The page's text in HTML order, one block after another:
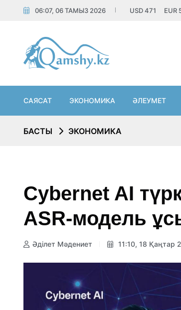
06:07, 06 ТАМЫЗ 2026 USD471 EUR
САЯСАТ ЭКОНОМИКА ӘЛЕУМЕТ
БАСТЫ ЭКОНОМИКА
Cybernet AI
ASR-модель
Әділет Мәдениет 11:10, 18 Қаңтар